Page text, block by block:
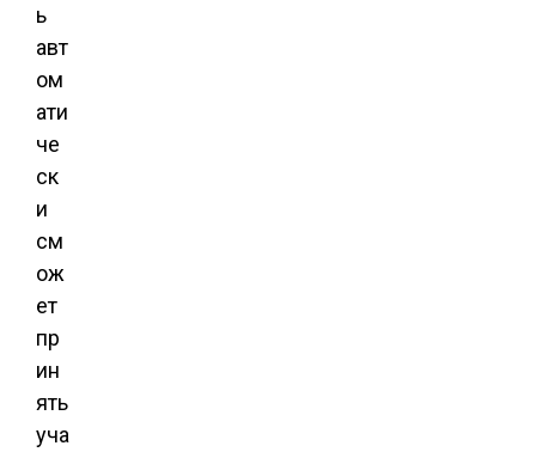
ь
авт
ом
ати
че
ск
и
см
ож
ет
пр
ин
ять
уча